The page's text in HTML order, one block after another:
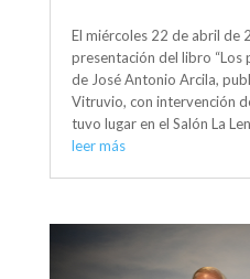
El miércoles 22 de abril de
presentación del libro “Los
de José Antonio Arcila,
Vitruvio, con intervención
tuvo lugar en el Salón La
leer más